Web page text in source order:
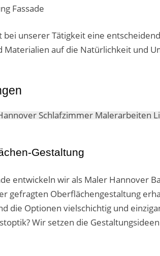
Fassade
bei unserer Tätigkeit eine
Materialien auf die Natürlichkeit und
Gestaltung
entwickeln wir als Maler Hannover
gefragten Oberflächengestaltung
die Optionen vielschichtig und
Wir setzen die